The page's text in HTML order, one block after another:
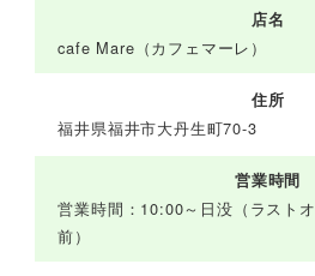
店名
cafe Mare（カフェマーレ）
住所
福井県福井市大丹生町70-3
営業時間
営業時間：10:00～日没（ラスト
前）